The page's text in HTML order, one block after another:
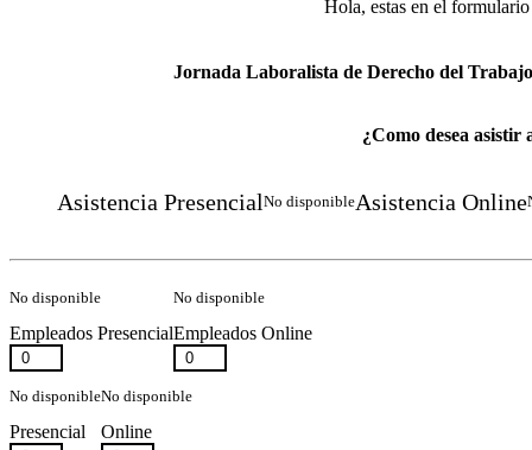
Hola, estas en el formulario
Jornada Laboralista de Derecho del
¿Como desea asistir
Asistencia PresencialNo disponibleAsistencia Online
No disponible
Empleados Presencial
No disponible
Empleados Online
No disponible
Presencial
No disponible
Online